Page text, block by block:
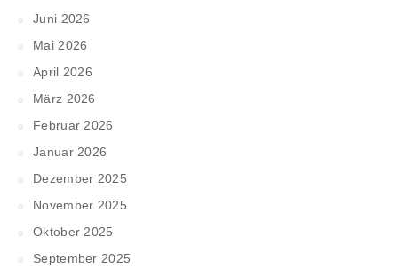
Juni 2026
Mai 2026
April 2026
März 2026
Februar 2026
Januar 2026
Dezember 2025
November 2025
Oktober 2025
September 2025